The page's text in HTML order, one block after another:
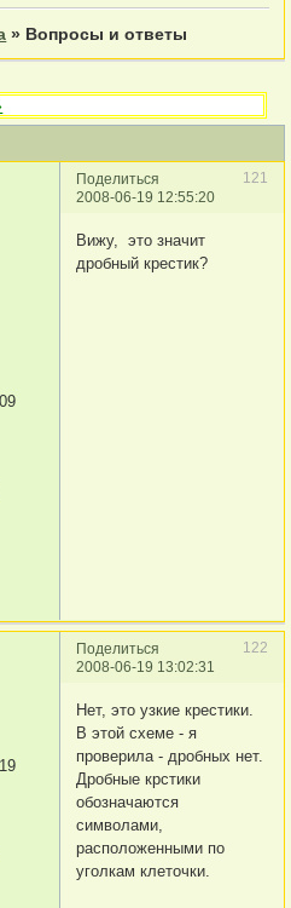
» Вопросы и ответы
Поделиться
121
2008-06-19 12:55:20
Вижу, это значит
дробный крестик?
Поделиться
122
2008-06-19 13:02:31
Нет, это узкие крестики.
В этой схеме - я
проверила - дробных нет.
Дробные крстики
обозначаются
символами,
расположенными по
уголкам клеточки.